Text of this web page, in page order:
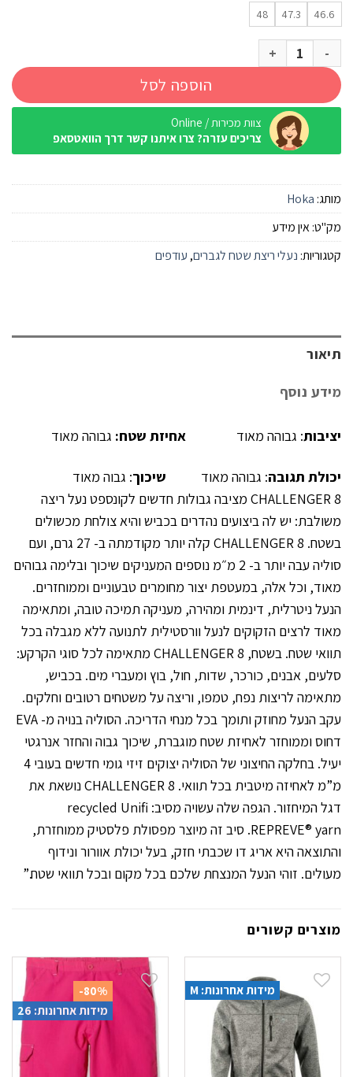
46.6
47.3
48
כמות של נעל Hoka Challenger 8 Wide מייפל הל
הוספה לסל
צוות מכירות / Online
צריכים עזרה? צרו איתנו קשר דרך הוואטסאפ
מותג: Hoka
מק"ט:אין מידע
קטגוריות: נעלי ריצת שטח לגברים, עודפים
תיאור
מידע נוסף
יציבות: גבוהה מאוד אחיזת שטח: גבוהה מאוד
יכולת תגובה: גבוהה מאוד שיכוך: גבוה מאוד
CHALLENGER 8 מציבה גבולות חדשים לקונספט נעל ריצה
משולבת: יש לה ביצועים נהדרים בכביש והיא צולחת מכשולים
בשטח. CHALLENGER 8 קלה יותר מקודמתה ב- 27 גרם, ועם
סוליה עבה יותר ב- 2 מ״מ נוספים המעניקים שיכוך ובלימה גבוהים
מאוד, וכל אלה, במעטפת יצור מחומרים טבעוניים וממוחזרים.
הנעל ניטרלית, דינמית ומהירה, מעניקה תמיכה טובה, ומתאימה
מאוד לרצים הזקוקים לנעל וורסטילית לתנועה ללא מגבלה בכל
תוואי שטח. בשטח, CHALLENGER 8 מתאימה לכל סוגי הקרקע:
סלעים, אבנים, כורכר, שדות, חול, בוץ ומעברי מים. בכביש,
מתאימה לריצות נפח, טמפו, וריצה על משטחים רטובים וחלקים.
עקב הנעל מחוזק ותומך בכל מנחי הדריכה. הסוליה בנויה מ- EVA
דחוס וממוחזר לאחיזת שטח מוגברת, שיכוך גבוה והחזר אנרגטי
יעיל. בחלקה החיצוני של הסוליה יצוקים זיזי גומי חדשים בעובי 4
מ”מ לאחיזה מיטבית בכל תוואי. CHALLENGER 8 נושאת את
דגל המיחזור. הגפה שלה עשויה מסיב: recycled Unifi
REPREVE® yarn. סיב זה מיוצר מפסולת פלסטיק ממוחזרת,
והתוצאה היא אריג דו שכבתי חזק, בעל יכולת אוורור ונידוף
מעולים. זוהי הנעל המנצחת שלכם בכל מקום ובכל תוואי שטח.”
מוצרים קשורים
מידות אחרונות: M
-80%
מידות אחרונות: 26